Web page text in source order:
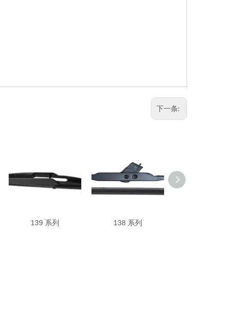
下一条:
139 系列 138 系列